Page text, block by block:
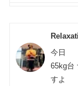
今日
65kg台
すよ